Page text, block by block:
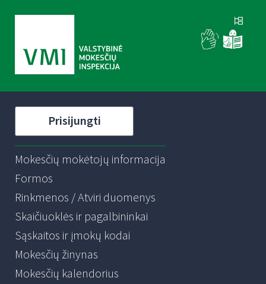
Prisijungti
Mokesčių mokėtojų informacija
Formos
Rinkmenos / Atviri duomenys
Skaičiuoklės ir pagalbininkai
Sąskaitos ir įmokų kodai
Mokesčių žinynas
Mokesčių kalendorius